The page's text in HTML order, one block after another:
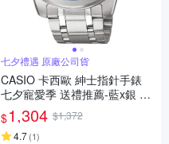
七夕禮遇 原廠公司貨
CASIO 卡西歐 紳士指針手錶
七夕寵愛季 送禮推薦-藍x銀 M
TP-1314D-2A
$1,304 $1,372
4.7(1)